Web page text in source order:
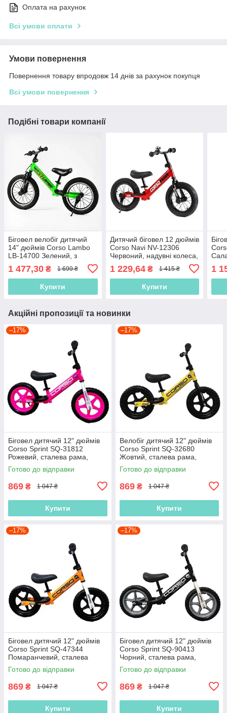
Оплата на рахунок
Всі умови оплати
Умови повернення
Повернення товару впродовж 14 днів за рахунок покупця
Всі умови повернення
Подібні товари компанії
Біговел велобіг дитячий
14" дюймів Corso Lambo
LB-14700 Зелений, з
надувними колесами
1 477,30 ₴ 1 699 ₴
Купити
Дитячий біговел 12 дюймів
Corso Navi NV-12306
Червоний, надувні колеса,
підніжка, підставка для ніг,
велобіг
1 229,64₴ 1 415 ₴
Купити
1
Акційні пропозиції та новинки
–17%
Біговел дитячий 12" дюймів
Corso Sprint SQ-31812
Рожевий, сталева рама,
колеса EVA (піна), підставка
для ніжок, Велобіг
Готово до відправки
869 ₴ 1 047 ₴
Купити
–17%
Велобіг дитячий 12" дюймів
Corso Sprint SQ-32680
Жовтий, сталева рама,
колеса EVA (піна), підставка
для ніжок, Біговел
Готово до відправки
869 ₴ 1 047 ₴
Купити
–17%
Біговел дитячий 12" дюймів
Corso Sprint SQ-47344
Помаранчевий, сталева
рама, колеса EVA (піна),
підставка для ніжок, велобіг
Готово до відправки
869 ₴ 1 047 ₴
Купити
–17%
Біговел дитячий 12" дюймів
Corso Sprint SQ-90413
Чорний, сталева рама,
колеса EVA (піна), підставка
для ніжок, велобіг
Готово до відправки
869 ₴ 1 047 ₴
Купити